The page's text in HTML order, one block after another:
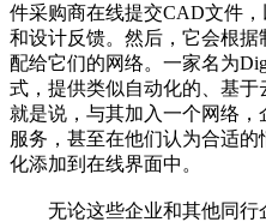
件采购商在线提交CAD文件
和设计反馈。然后，它会根
配给它们的网络。一家名为
式，提供类似自动化的、基
就是说，与其加入一个网络
服务，甚至在他们认为合适
化添加到在线界面中。
无论这些企业和其他同行